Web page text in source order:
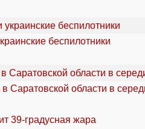
беспилотники
Саратовской области в
39-градусная жара